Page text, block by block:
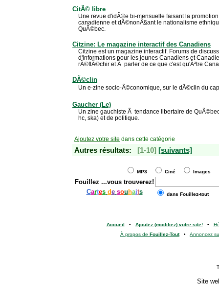
CitÃ© libre
Une revue d'idÃ©e bi-mensuelle faisant la
canadienne et dÃ©nonÃ§ant le nationalisme
QuÃ©bec.
Citzine: Le magazine interactif des Canadiens
Citzine est un magazine interactif. Forums de
d'informations pour les jeunes Canadiens et
rÃ©flÃ©chir et Ã parler de ce que c'est qu'Ãªtre
DÃ©clin
Un e-zine socio-Ã©conomique, sur le dÃ©clin du
Gaucher (Le)
Un zine gauchiste Ã tendance libertaire de
hc, ska) et de politique.
Ajoutez votre site dans cette catégorie
Autres résultats: [1-10] [suivants]
MP3 Ciné Images
Fouillez ...vous trouverez!
Cartes de sou haits dans Fouillez-tout
Accueil • Ajoutez (modifiez) votre site!•
À propos de Fouillez-Tout• Annoncez
Site